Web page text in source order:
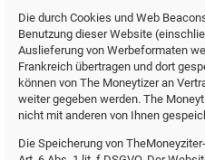
Die durch Cookies und Web
Benutzung dieser Website
Auslieferung von Werbeformaten
Frankreich übertragen und dort
können von The Moneytizer an
weiter gegeben werden. The
nicht mit anderen von Ihnen
Die Speicherung von